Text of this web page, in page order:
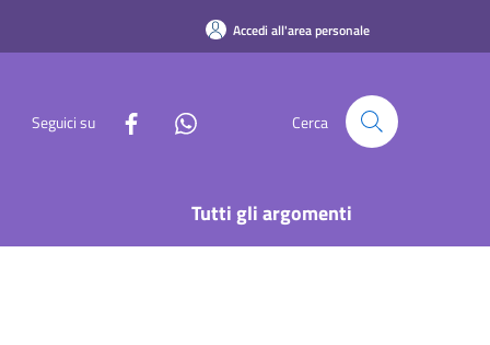
Accedi all'area personale
Seguici su Cerca
Tutti gli argomenti